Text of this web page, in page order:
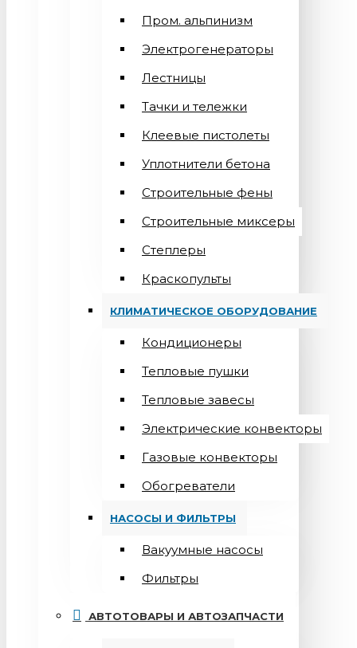
Пром. альпинизм
Электрогенераторы
Лестницы
Тачки и тележки
Клеевые пистолеты
Уплотнители бетона
Строительные фены
Строительные миксеры
Степлеры
Краскопульты
КЛИМАТИЧЕСКОЕ ОБОРУДОВАНИЕ
Кондиционеры
Teпловые пушки
Тепловые завесы
Электрические конвекторы
Газовые конвекторы
Обогреватели
НАСОСЫ И ФИЛЬТРЫ
Вакуумные насосы
Фильтры
АВТОТОВАРЫ И АВТОЗАПЧАСТИ